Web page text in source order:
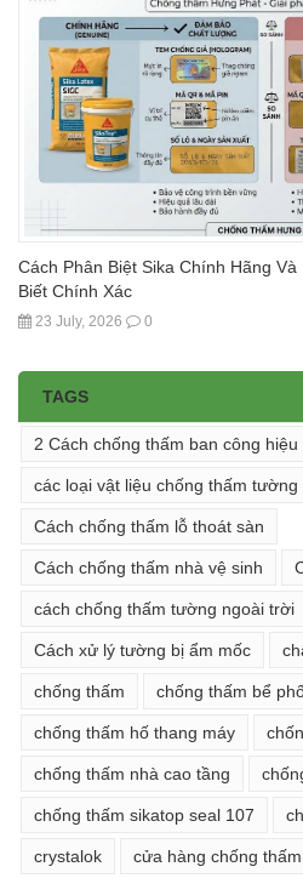
Cách Phân Biệt Sika Chính Hãng
Biết Chính Xác
23 July, 2026 0
TAGS
2 Cách chống thấm ban công hiệu
các loại vật liệu chống thấm tường
Cách chống thấm lỗ thoát sàn
Cách chống thấm nhà vệ sinh
cách chống thấm tường ngoài trời
Cách xử lý tường bị ẩm mốc
chống thấm chống thấm bể
chống thấm hố thang máy
chống thấm nhà cao tầng
chống thấm sikatop seal 107
crystalok cửa hàng chống